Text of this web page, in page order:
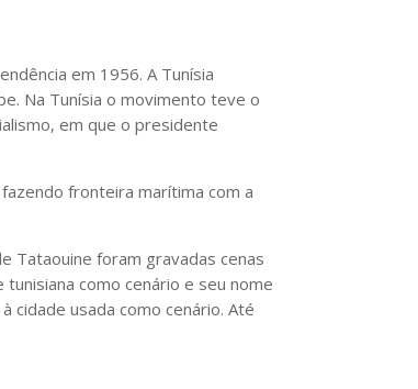
em 1956. A Tunísia
Na Tunísia o movimento teve o
em que o presidente
fronteira marítima com a
Tataouine foram gravadas cenas
como cenário e seu nome
cidade usada como cenário. Até